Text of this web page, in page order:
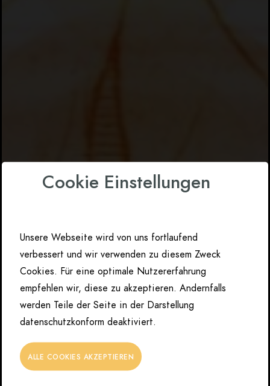
Cookie Einstellungen
Unsere Webseite wird von uns fortlaufend
verbessert und wir verwenden zu diesem Zweck
Cookies. Für eine optimale Nutzererfahrung
empfehlen wir, diese zu akzeptieren. Andernfalls
werden Teile der Seite in der Darstellung
datenschutzkonform deaktiviert.
ALLE COOKIES AKZEPTIEREN